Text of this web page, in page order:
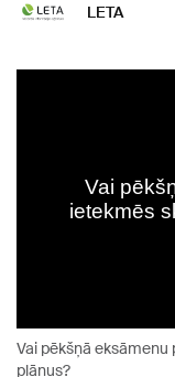
LETA
Vai pēkšņā
plānus?